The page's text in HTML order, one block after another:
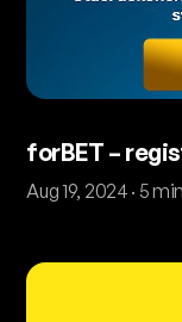
forBET –
Aug 19, 2024 · 5